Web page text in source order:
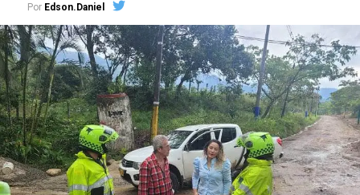
Por Edson.Daniel